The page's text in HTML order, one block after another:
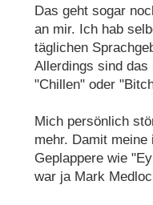
Das geht sogar
an mir. Ich hab
täglichen
Allerdings sind
"Chillen" oder
Mich persönlich
mehr. Damit
Geplappere wie
war ja Mark